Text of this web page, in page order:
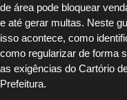
de área pode bloquear
e até gerar multas. Neste
isso acontece, como
como regularizar de forma
as exigências do Cartório
Prefeitura.